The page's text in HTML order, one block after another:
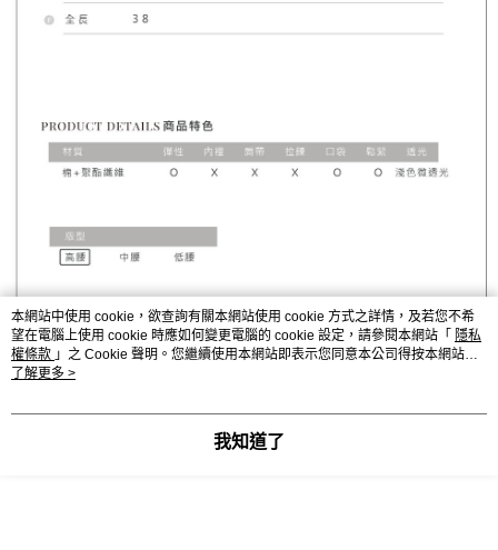
本網站中使用 cookie，欲查詢有關本網站使用 cookie 方式之詳情，及若您不希
望在電腦上使用 cookie 時應如何變更電腦的 cookie 設定，請參閱本網站「 隱私
權條款 」之 Cookie 聲明。您繼續使用本網站即表示您同意本公司得按本網站使
用條款之 Cookie 聲明使用 cookie。
了解更多 >
我知道了